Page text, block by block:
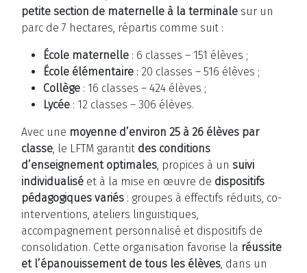
petite section de maternelle à la terminale sur un
parc de 7 hectares, répartis comme suit :
École maternelle : 6 classes – 151 élèves ;
École élémentaire : 20 classes – 516 élèves ;
Collège : 16 classes – 424 élèves ;
Lycée : 12 classes – 306 élèves.
Avec une moyenne d’environ 25 à 26 élèves par
classe, le LFTM garantit des conditions
d’enseignement optimales, propices à un suivi
individualisé et à la mise en œuvre de dispositifs
pédagogiques variés : groupes à effectifs réduits, co-
interventions, ateliers linguistiques,
accompagnement personnalisé et dispositifs de
consolidation. Cette organisation favorise la réussite
et l’épanouissement de tous les élèves, dans un